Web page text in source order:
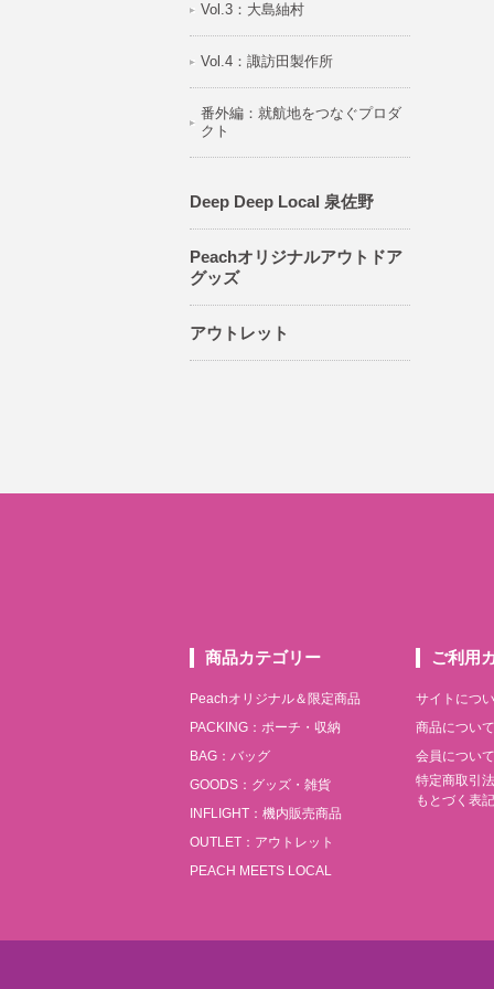
Vol.3：大島紬村
Vol.4：諏訪田製作所
番外編：就航地をつなぐプロダ
クト
Deep Deep Local 泉佐野
Peachオリジナルアウトドア
グッズ
アウトレット
商品カテゴリー
Peachオリジナル＆限定商品
PACKING：ポーチ・収納
BAG：バッグ
GOODS：グッズ・雑貨
INFLIGHT：機内販売商品
OUTLET：アウトレット
PEACH MEETS LOCAL
ご利用
サイトにつ
商品について
会員について
特定商取引
もとづく表記